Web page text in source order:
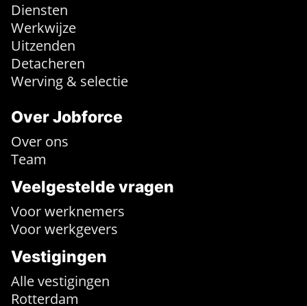
Diensten
Werkwijze
Uitzenden
Detacheren
Werving & selectie
Over Jobforce
Over ons
Team
Veelgestelde vragen
Voor werknemers
Voor werkgevers
Vestigingen
Alle vestigingen
Rotterdam